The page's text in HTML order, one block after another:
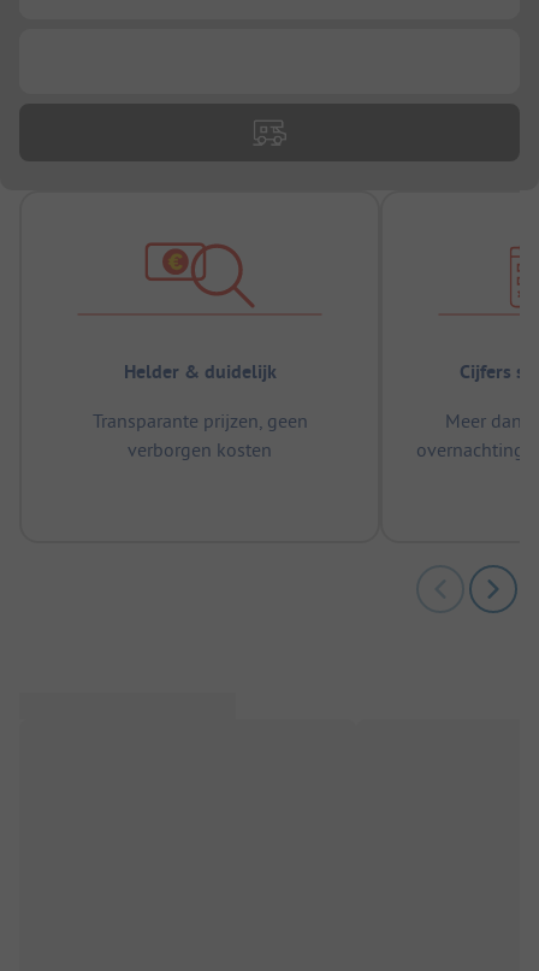
Helder & duidelijk
Transparante prijzen, geen
verborgen kosten
Cijfers
Meer dan